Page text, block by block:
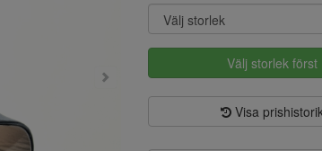
Välj storlek först
Visa